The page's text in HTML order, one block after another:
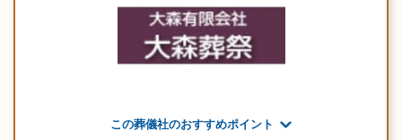
この葬儀社のおすすめポイント